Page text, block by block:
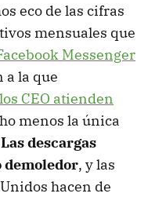
eco de las cifras
mensuales que
Messenger
a la que
CEO atienden
menos la única
Las descargas
demoledor, y las
hacen de